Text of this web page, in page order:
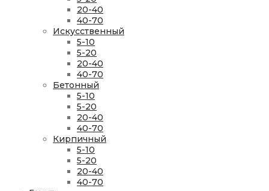
20-40
40-70
Искусственный
5-10
5-20
20-40
40-70
Бетонный
5-10
5-20
20-40
40-70
Кирпичный
5-10
5-20
20-40
40-70